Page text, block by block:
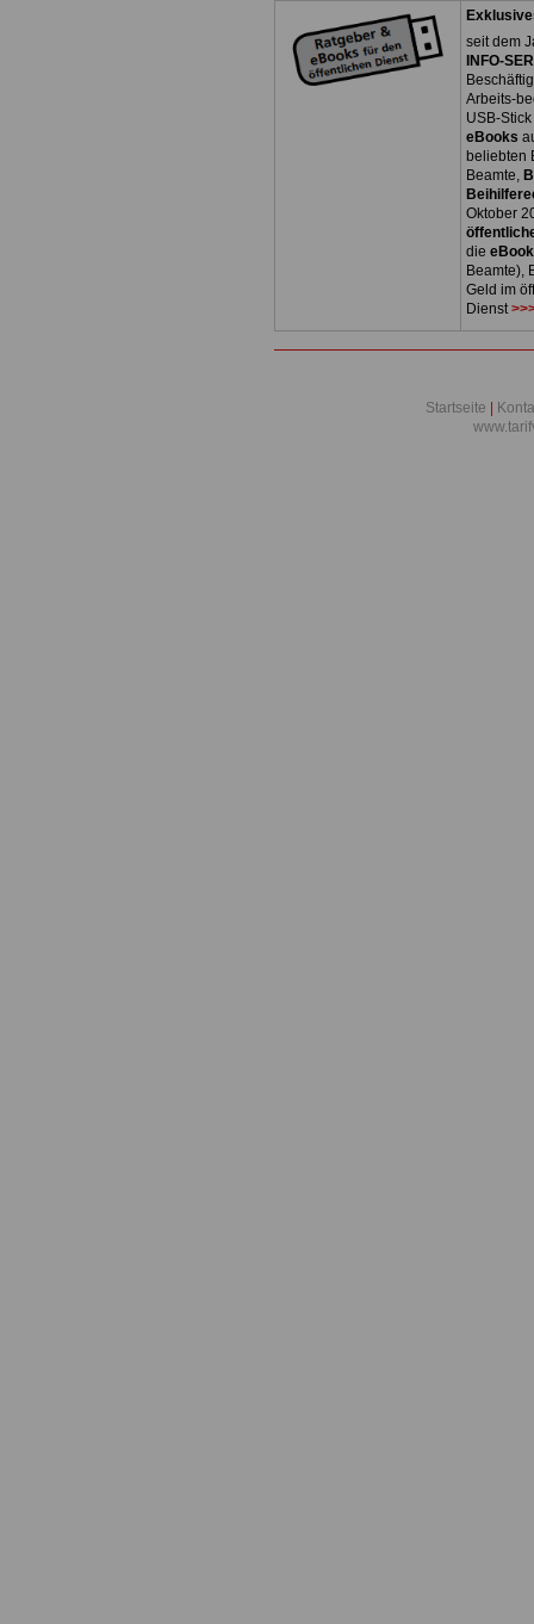
seit dem
INFO-
Arbeits-
USB-
eBooks
beliebten
Beamte,
Oktober
die
Beamte),
Geld im
Dienst
Startseite